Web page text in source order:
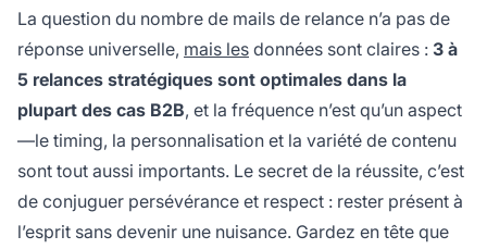
La question du nombre de mails de relance n’a pas de
réponse universelle, mais les données sont claires : 3 à
5 relances stratégiques sont optimales dans la
plupart des cas B2B, et la fréquence n’est qu’un aspect
—le timing, la personnalisation et la variété de contenu
sont tout aussi importants. Le secret de la réussite, c’est
de conjuguer persévérance et respect : rester présent à
l’esprit sans devenir une nuisance. Gardez en tête que